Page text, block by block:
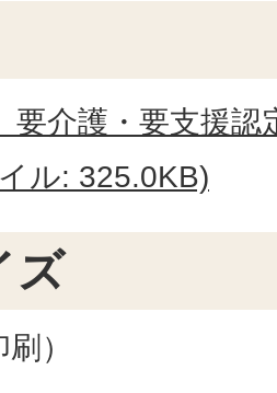
要介護・要支援
ル: 325.0KB)
ズ
）